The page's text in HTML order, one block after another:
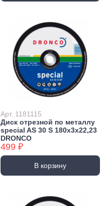
Арт. 1181115
Диск отрезной по металлу
special AS 30 S 180х3х22,23
DRONCO
499 ₽
В корзину